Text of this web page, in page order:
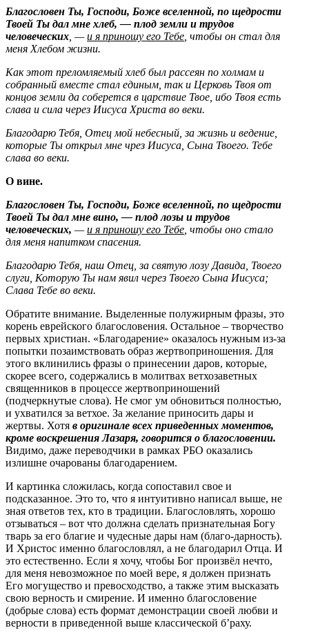
Благословен Ты, Господи, Боже вселенной, по щедрости
Твоей Ты дал мне хлеб, — плод земли и трудов
человеческих , —и я приношу его Тебе , чтобы он стал для
меня Хлебом жизни.
Как этот преломляемый хлеб был рассеян по холмам и
собранный вместе стал единым, так и Церковь Твоя от
концов земли да соберется в царствие Твое, ибо Твоя есть
слава и сила через Иисуса Христа во веки.
Благодарю Тебя, Отец мой небесный, за жизнь и ведение,
которые Ты открыл мне чрез Иисуса, Сына Твоего. Тебе
слава во веки.
О вине.
Благословен Ты, Господи, Боже вселенной, по щедрости
Твоей Ты дал мне вино, — плод лозы и трудов
человеческих, —и я приношу его Тебе , чтобы оно стало
для меня напитком спасения.
Благодарю Тебя, наш Отец, за святую лозу Давида, Твоего
слуги, Которую Ты нам явил через Твоего Сына Иисуса;
Слава Тебе во веки.
Обратите внимание. Выделенные полужирным фразы, это
корень еврейского благословения. Остальное – творчество
первых христиан. «Благодарение» оказалось нужным из-за
попытки позаимствовать образ жертвоприношения. Для
этого вклинились фразы о принесении даров, которые,
скорее всего, содержались в молитвах ветхозаветных
священников в процессе жертвоприношений
(подчеркнутые слова). Не смог ум обновиться полностью,
и ухватился за ветхое. За желание приносить дары и
жертвы. Хотя в оригинале всех приведенных моментов,
кроме воскрешения Лазаря, говорится о благословении.
Видимо, даже переводчики в рамках РБО оказались
излишне очарованы благодарением.
И картинка сложилась, когда сопоставил свое и
подсказанное. Это то, что я интуитивно написал выше, не
зная ответов тех, кто в традиции. Благословлять, хорошо
отзываться – вот что должна сделать признательная Богу
тварь за его благие и чудесные дары нам (благо-дарность).
И Христос именно благословлял, а не благодарил Отца. И
это естественно. Если я хочу, чтобы Бог произвёл нечто,
для меня невозможное по моей вере, я должен признать
Его могущество и превосходство, а также этим высказать
свою верность и смирение. И именно благословение
(добрые слова) есть формат демонстрации своей любви и
верности в приведенной выше классической б’раху.